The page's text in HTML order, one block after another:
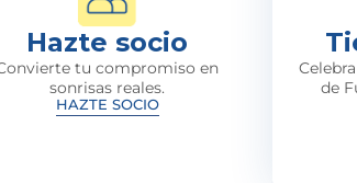
Hazte socio
tu compromiso en
sonrisas reales.
HAZTE SOCIO
de